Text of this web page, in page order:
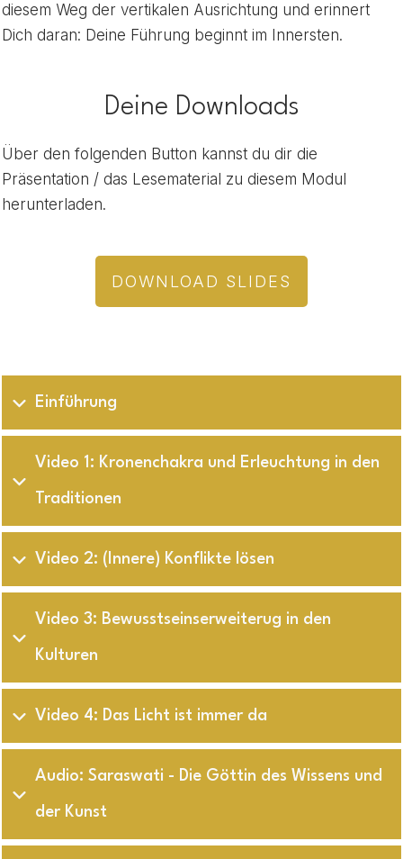
diesem Weg der vertikalen Ausrichtung und erinnert
Dich daran: Deine Führung beginnt im Innersten.
Deine Downloads
Über den folgenden Button kannst du dir die
Präsentation / das Lesematerial zu diesem Modul
herunterladen.
DOWNLOAD SLIDES
Einführung
Video 1: Kronenchakra und Erleuchtung in den
Traditionen
Video 2: (Innere) Konflikte lösen
Video 3: Bewusstseinserweiterug in den
Kulturen
Video 4: Das Licht ist immer da
Audio: Saraswati - Die Göttin des Wissens und
der Kunst